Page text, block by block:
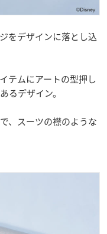
をデザインに落とし込
テムにアートの型押し
るデザイン。
、スーツの襟のような